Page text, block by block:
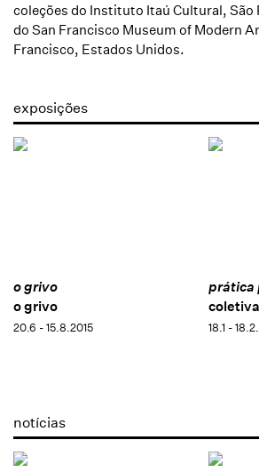
coleções do Instituto Itaú Cultural, São
do San Francisco Museum of Modern
Francisco, Estados Unidos.
exposições
o grivo
o grivo
20.6 - 15.8.2015
prática
coletiva
18.1 -
notícias